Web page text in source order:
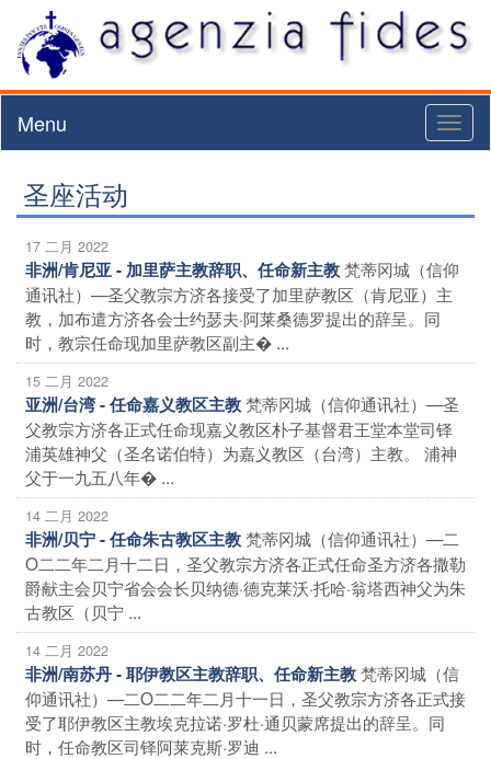
Menu
圣座活动
17 二月 2022
非洲/肯尼亚 - 加里萨主教辞职、任命新主教梵蒂冈城（信仰
通讯社）—圣父教宗方济各接受了加里萨教区（肯尼亚）主
教，加布遣方济各会士约瑟夫·阿莱桑德罗提出的辞呈。同
时，教宗任命现加里萨教区副主� ...
15 二月 2022
亚洲/台湾 - 任命嘉义教区主教梵蒂冈城（信仰通讯社）—圣
父教宗方济各正式任命现嘉义教区朴子基督君王堂本堂司铎
浦英雄神父（圣名诺伯特）为嘉义教区（台湾）主教。 浦神
父于一九五八年� ...
14 二月 2022
非洲/贝宁 - 任命朱古教区主教梵蒂冈城（信仰通讯社）—二
O二二年二月十二日，圣父教宗方济各正式任命圣方济各撒勒
爵献主会贝宁省会会长贝纳德·德克莱沃·托哈·翁塔西神父为朱
古教区（贝宁 ...
14 二月 2022
非洲/南苏丹 - 耶伊教区主教辞职、任命新主教梵蒂冈城（信
仰通讯社）—二O二二年二月十一日，圣父教宗方济各正式接
受了耶伊教区主教埃克拉诺·罗杜·通贝蒙席提出的辞呈。同
时，任命教区司铎阿莱克斯·罗迪 ...